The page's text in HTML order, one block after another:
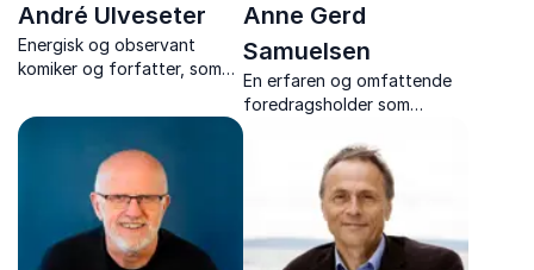
André Ulveseter
Energisk og observant
komiker og forfatter, som
standupshow og
humorforedrag om
optimisme og særskriving.
Anne Gerd
Samuelsen
En erfaren og omfattende
foredragsholder som
ytterste. Skap mer livs- og
arbeidsglede i hverdagen.